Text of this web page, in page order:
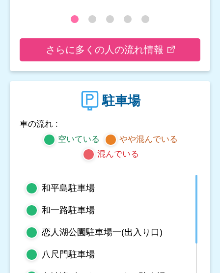
さらに多くの人の流れ情報
駐車場
車の流れ :
空いている
やや混んでいる
混んでいる
和平島駐車場
和一路駐車場
恋人湖公園駐車場一(出入り口)
八尺門駐車場